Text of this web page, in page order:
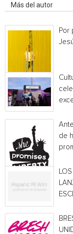
Más del autor
Por
de